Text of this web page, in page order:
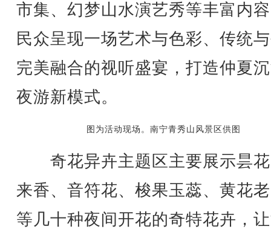
市集、幻梦山水演艺秀等丰富内
民众呈现一场艺术与色彩、传统
完美融合的视听盛宴，打造仲夏
夜游新模式。
图为活动现场。南宁青秀山风景区供图
奇花异卉主题区主要展示昙
来香、音符花、梭果玉蕊、黄花
等几十种夜间开花的奇特花卉，